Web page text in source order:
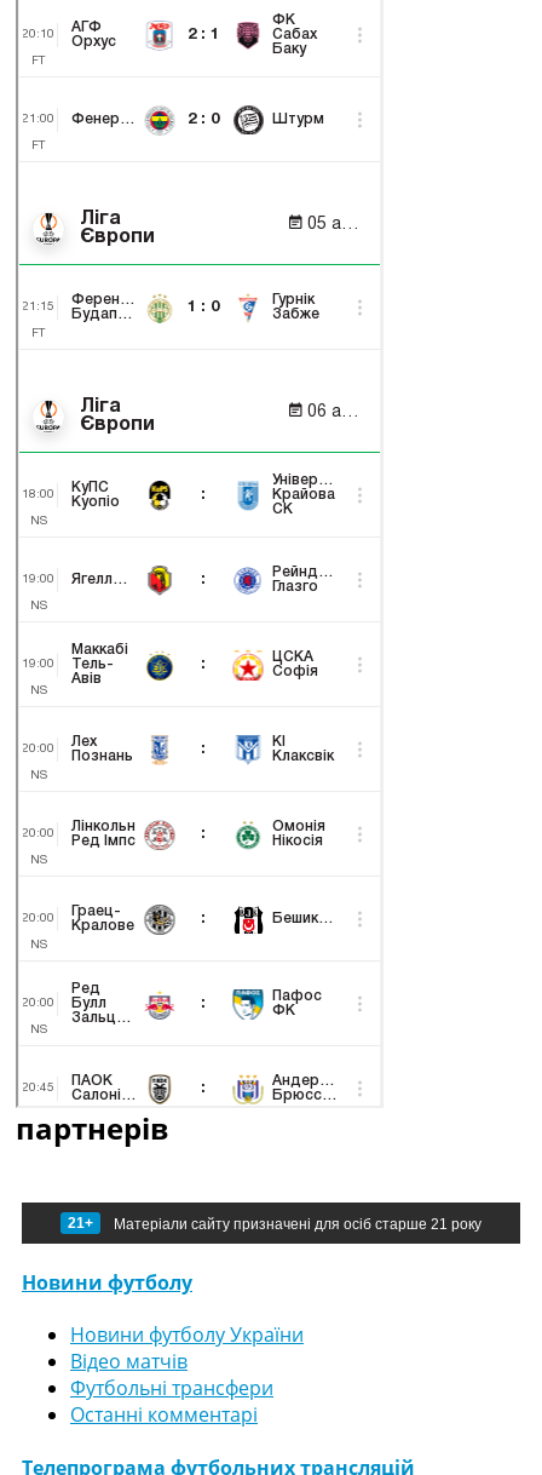
партнерів
21+ Матеріали сайту призначені для осіб старше 21 року
Новини футболу
Новини футболу України
Відео матчів
Футбольні трансфери
Останні комментарі
Телепрограма футбольних трансляцій